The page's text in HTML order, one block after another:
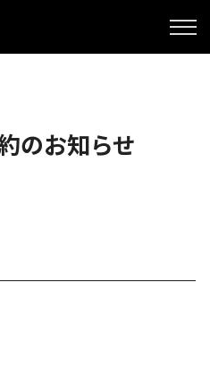
のお知らせ